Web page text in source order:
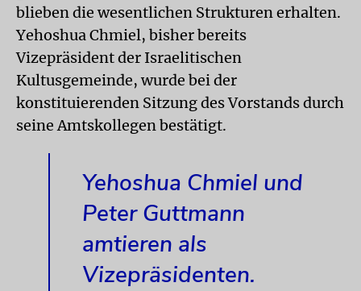
blieben die wesentlichen Strukturen erhalten.
Yehoshua Chmiel, bisher bereits
Vizepräsident der Israelitischen
Kultusgemeinde, wurde bei der
konstituierenden Sitzung des Vorstands durch
seine Amtskollegen bestätigt.
Yehoshua Chmiel und
Peter Guttmann
amtieren als
Vizepräsidenten.